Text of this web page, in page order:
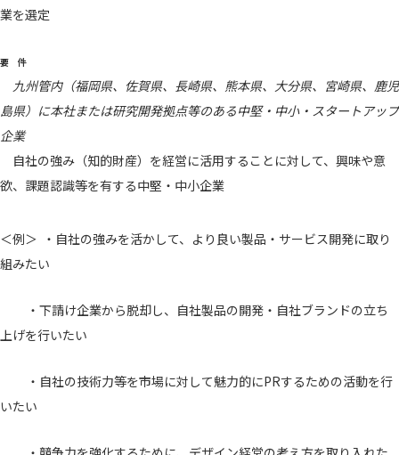
業を選定
要 件
九州管内（福岡県、佐賀県、長崎県、熊本県、大分県、宮崎県、鹿児
島県）に本社または研究開発拠点等のある中堅・中小・スタートアップ
企業
自社の強み（知的財産）を経営に活用することに対して、興味や意
欲、課題認識等を有する中堅・中小企業
＜例＞ ・自社の強みを活かして、より良い製品・サービス開発に取り
組みたい
・下請け企業から脱却し、自社製品の開発・自社ブランドの立ち
上げを行いたい
・自社の技術力等を市場に対して魅力的にPRするための活動を行
いたい